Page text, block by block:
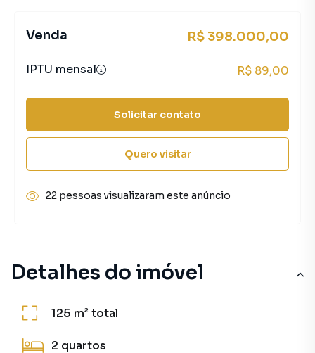
Detalhes do imóvel
125 m²total
2 quartos
Venda R$ 398.000,00
IPTU mensal R$ 89,00
Solicitar contato
Quero visitar
22 pessoas visualizaram este anúncio